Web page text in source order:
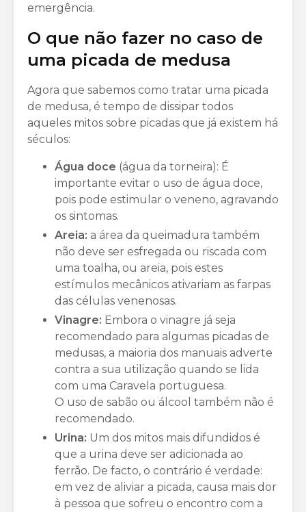
emergência.
O que não fazer no caso de
uma picada de medusa
Agora que sabemos como tratar uma picada
de medusa, é tempo de dissipar todos
aqueles mitos sobre picadas que já existem há
séculos:
Água doce (água da torneira): É
importante evitar o uso de água doce,
pois pode estimular o veneno, agravando
os sintomas.
Areia: a área da queimadura também
não deve ser esfregada ou riscada com
uma toalha, ou areia, pois estes
estímulos mecânicos ativariam as farpas
das células venenosas.
Vinagre: Embora o vinagre já seja
recomendado para algumas picadas de
medusas, a maioria dos manuais adverte
contra a sua utilização quando se lida
com uma Caravela portuguesa.
O uso de sabão ou álcool também não é
recomendado.
Urina: Um dos mitos mais difundidos é
que a urina deve ser adicionada ao
ferrão. De facto, o contrário é verdade:
em vez de aliviar a picada, causa mais dor
à pessoa que sofreu o encontro com a